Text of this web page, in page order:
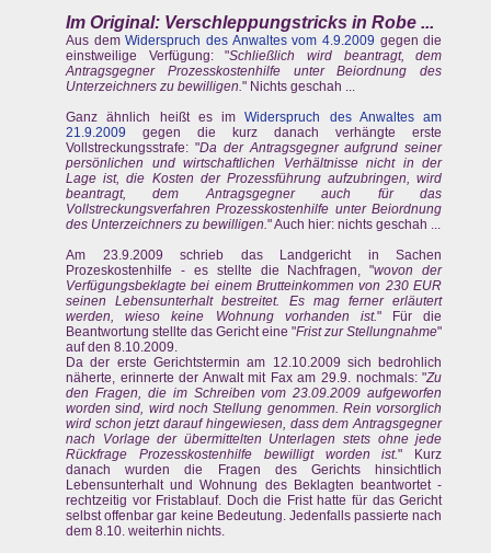
Im Original: Verschleppungstricks in Robe ...
Aus demWiderspruch des Anwaltes vom 4.9.2009 gegen die
einstweilige Verfügung: "Schließlich wird beantragt, dem
Antragsgegner Prozesskostenhilfe unter Beiordnung des
Unterzeichners zu bewilligen." Nichts geschah ...
Ganz ähnlich heißt es imWiderspruch des Anwaltes am
21.9.2009 gegen die kurz danach verhängte erste
Vollstreckungsstrafe: "Da der Antragsgegner aufgrund seiner
persönlichen und wirtschaftlichen Verhältnisse nicht in der
Lage ist, die Kosten der Prozessführung aufzubringen, wird
beantragt, dem Antragsgegner auch für das
Vollstreckungsverfahren Prozesskostenhilfe unter Beiordnung
des Unterzeichners zu bewilligen." Auch hier: nichts geschah ...
Am 23.9.2009 schrieb das Landgericht in Sachen
Prozeskostenhilfe - es stellte die Nachfragen, "wovon der
Verfügungsbeklagte bei einem Brutteinkommen von 230 EUR
seinen Lebensunterhalt bestreitet. Es mag ferner erläutert
werden, wieso keine Wohnung vorhanden ist." Für die
Beantwortung stellte das Gericht eine "Frist zur Stellungnahme"
auf den 8.10.2009.
Da der erste Gerichtstermin am 12.10.2009 sich bedrohlich
näherte, erinnerte der Anwalt mit Fax am 29.9. nochmals: "Zu
den Fragen, die im Schreiben vom 23.09.2009 aufgeworfen
worden sind, wird noch Stellung genommen. Rein vorsorglich
wird schon jetzt darauf hingewiesen, dass dem Antragsgegner
nach Vorlage der übermittelten Unterlagen stets ohne jede
Rückfrage Prozesskostenhilfe bewilligt worden ist." Kurz
danach wurden die Fragen des Gerichts hinsichtlich
Lebensunterhalt und Wohnung des Beklagten beantwortet -
rechtzeitig vor Fristablauf. Doch die Frist hatte für das Gericht
selbst offenbar gar keine Bedeutung. Jedenfalls passierte nach
dem 8.10. weiterhin nichts.